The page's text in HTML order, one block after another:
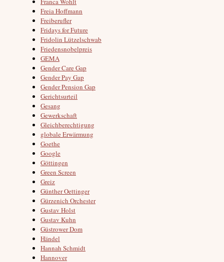
Freia Hoffmann
Freiberufler
Fridays for Future
Fridolin Lützelschwab
Friedensnobelpreis
GEMA
Gender Care Gap
Gender Pay Gap
Gender Pension Gap
Gerichtsurteil
Gesang
Gewerkschaft
Gleichberechtigung
globale Erwärmung
Goethe
Google
Göttingen
Green Screen
Greiz
Günther Oettinger
Gürzenich Orchester
Gustav Holst
Gustav Kuhn
Güstrower Dom
Händel
Hannah Schmidt
Hannover